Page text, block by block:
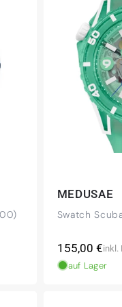
MEDUSAE
Swatch
Normaler
Preis
155,00 €inkl.
auf Lager